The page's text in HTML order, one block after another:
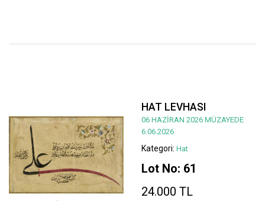
HAT LEVHASI
06 HAZİRAN 2026 MÜZAYEDE
6.06.2026
Kategori: Hat
Lot No: 61
24.000 TL